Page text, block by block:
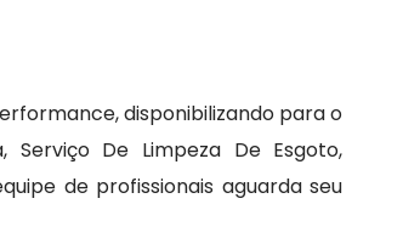
disponibilizando para o
De Limpeza De Esgoto,
de profissionais aguarda seu